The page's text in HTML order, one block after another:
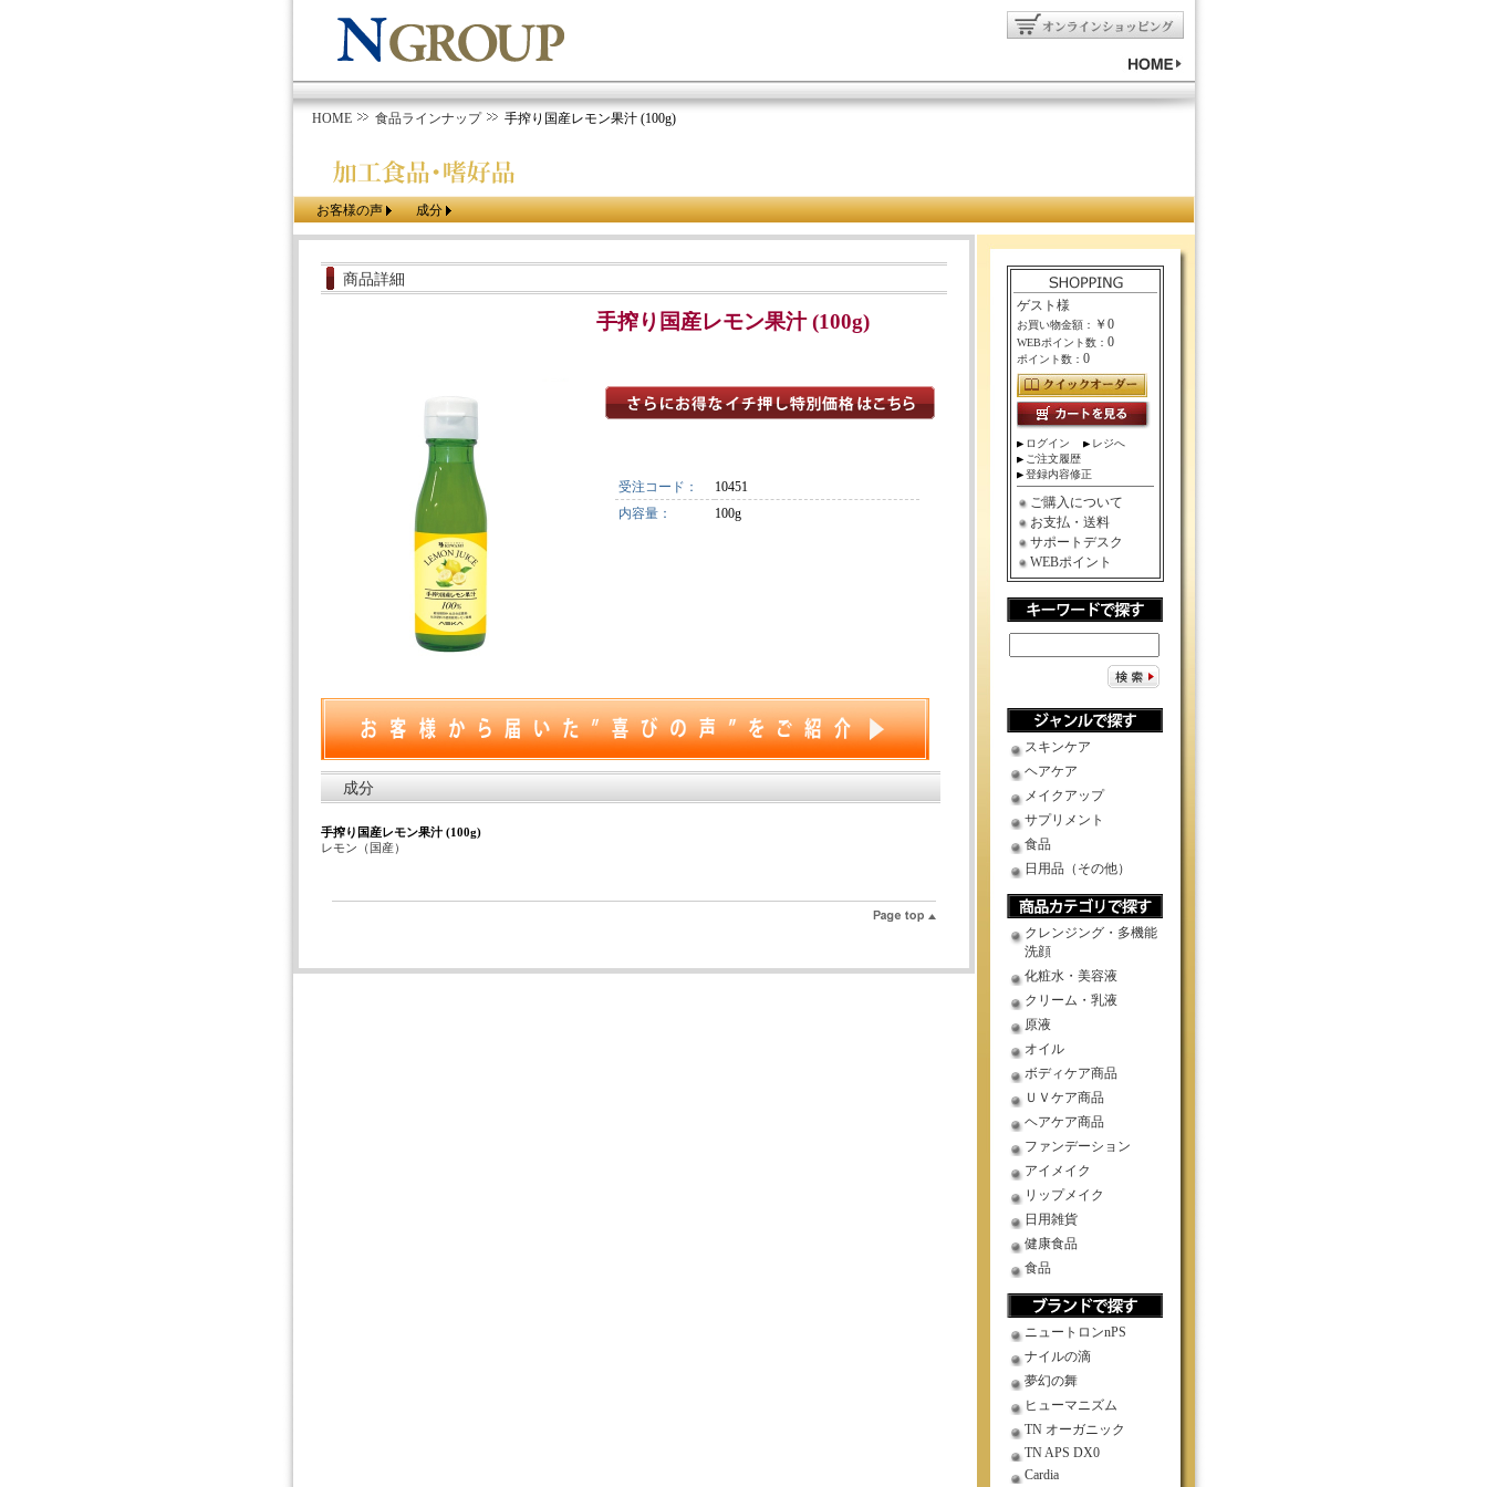
HOME 食品ラインナップ 手搾り国産レモン果汁 (100g)
お客様の声 成分
商品詳細
手搾り国産レモン果汁 (100g)
受注コード：
10451
内容量：
100g
成分
手搾り国産レモン果汁 (100g)
レモン（国産）
ゲスト様
お買い物金額： ￥0
WEBポイント数： 0
ポイント数： 0
ログイン
レジへ
ご注文履歴
登録内容修正
ご購入について
お支払・送料
サポートデスク
WEBポイント
スキンケア
ヘアケア
メイクアップ
サプリメント
食品
日用品（その他）
クレンジング・多機能
洗顔
化粧水・美容液
クリーム・乳液
原液
オイル
ボディケア商品
ＵＶケア商品
ヘアケア商品
ファンデーション
アイメイク
リップメイク
日用雑貨
健康食品
食品
ニュートロンnPS
ナイルの滴
夢幻の舞
ヒューマニズム
TN オーガニック
TN APS DX0
Cardia